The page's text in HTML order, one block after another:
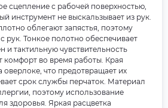
сцепление с рабочей поверхностью,
инструмент не выскальзывает из рук.
облегают запястья, поэтому
рук. Тонкое полотно обеспечивает
и тактильную чувствительность
комфорт во время работы. Края
что предотвращает их
срок службы перчаток. Материал
поэтому использование
здоровья. Яркая расцветка